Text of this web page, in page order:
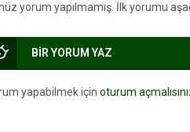
yorum yapılmamış. İlk yorumu
BİR YORUM YAZ
yapabilmek için oturum